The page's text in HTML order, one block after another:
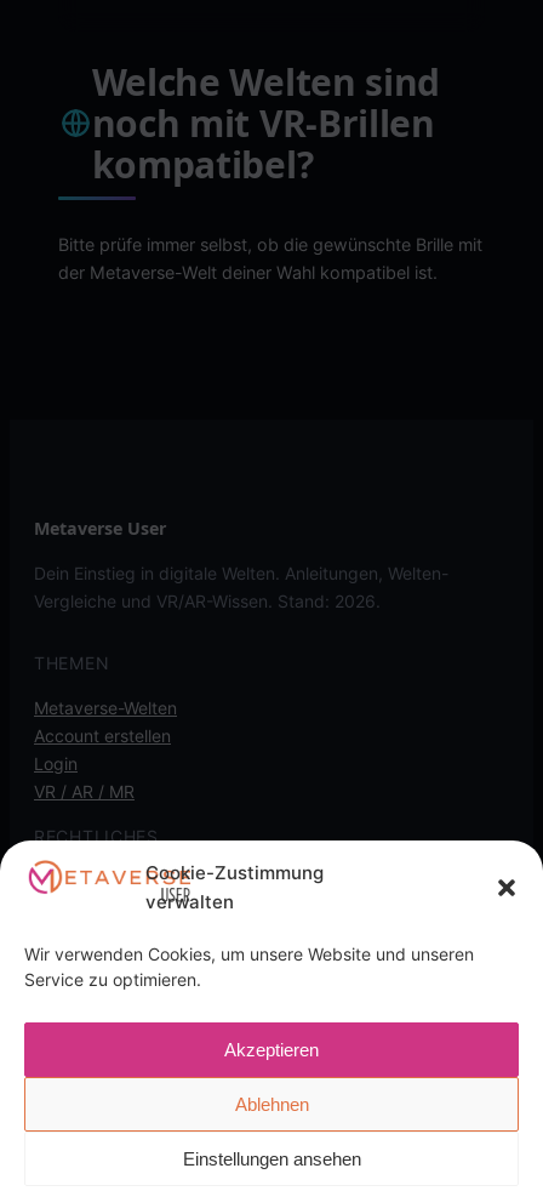
Cookie-Zustimmung
verwalten
Wir verwenden Cookies, um unsere Website und unseren
Service zu optimieren.
Akzeptieren
Ablehnen
Einstellungen ansehen
Welche Welten sind
noch mit VR-Brillen
kompatibel?
Bitte prüfe immer selbst, ob die gewünschte Brille mit
der Metaverse-Welt deiner Wahl kompatibel ist.
Metaverse User
Dein Einstieg in digitale Welten. Anleitungen, Welten-
Vergleiche und VR/AR-Wissen. Stand: 2026.
THEMEN
Metaverse-Welten
Account erstellen
Login
VR / AR / MR
RECHTLICHES
Kontakt
Cookie-Richtlinie
Transparenz-Hinweis: Diese Seite kann
Affiliate-/Partnerlinks enthalten. Wenn du darüber kaufst,
kann eine Provision anfallen, für dich ohne Mehrkosten.